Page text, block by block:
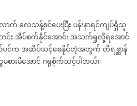
က် လေသန့်စင်ပေးပြီး ပန်းနာရင်ကျပ်ရှိသူ
း အိပ်စက်နိုင်အောင်၊ အသက်ရှုလို့ရအောင်
ပင်က အဆိပ်သင့်စေနိုင်တဲ့အတွက် တိရစ္ဆာန်
ားမိအောင် ဂရုစိုက်သင့်ပါတယ်။